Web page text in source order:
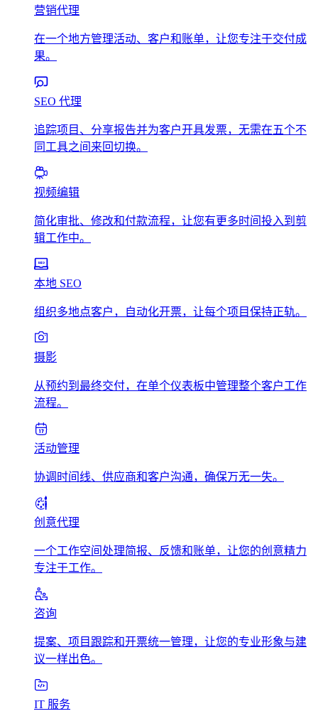
营销代理
在一个地方管理活动、客户和账单，让您专注于交付成
果。
SEO 代理
追踪项目、分享报告并为客户开具发票，无需在五个不
同工具之间来回切换。
视频编辑
简化审批、修改和付款流程，让您有更多时间投入到剪
辑工作中。
本地 SEO
组织多地点客户，自动化开票，让每个项目保持正轨。
摄影
从预约到最终交付，在单个仪表板中管理整个客户工作
流程。
活动管理
协调时间线、供应商和客户沟通，确保万无一失。
创意代理
一个工作空间处理简报、反馈和账单，让您的创意精力
专注于工作。
咨询
提案、项目跟踪和开票统一管理，让您的专业形象与建
议一样出色。
IT 服务